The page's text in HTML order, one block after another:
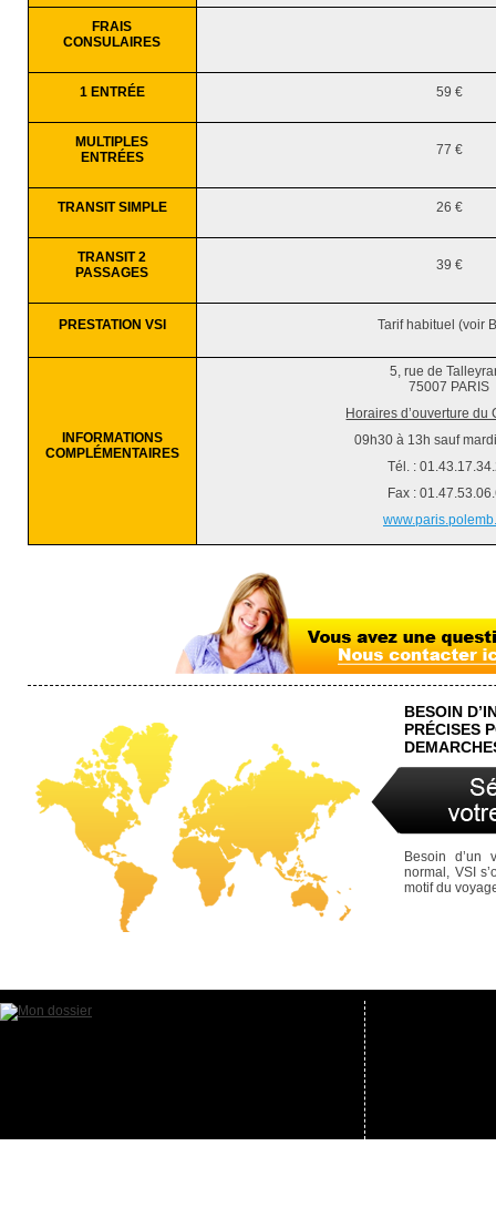
FRAIS
CONSULAIRES
1 ENTRÉE 59 €
MULTIPLES
ENTRÉES
77 €
TRANSIT SIMPLE 26 €
TRANSIT 2
PASSAGES
39 €
PRESTATION VSI Tarif habituel (voir
INFORMATIONS
COMPLÉMENTAIRES
5, rue de
75007 PARIS
Horaires d’ouverture du
09h30 à 13h sauf
Tél. :
Fax :
BESOIN
PRÉCISES
Besoin
normal, VSI
motif du